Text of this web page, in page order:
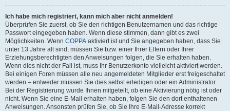
Ich habe mich registriert, kann mich aber nicht anmelden!
Überprüfen Sie zuerst, ob Sie den richtigen Benutzernamen und das richtige
Passwort eingegeben haben. Wenn diese stimmen, dann gibt es zwei
Möglichkeiten. Wenn COPPA aktiviert ist und Sie angegeben haben, dass Sie
unter 13 Jahre alt sind, müssen Sie bzw. einer Ihrer Eltern oder Ihrer
Erziehungsberechtigten den Anweisungen folgen, die Sie erhalten haben.
Wenn dies nicht der Fall ist, muss Ihr Benutzerkonto vielleicht aktiviert werden.
Bei einigen Foren müssen alle neu angemeldeten Mitglieder erst freigeschaltet
werden – entweder müssen Sie dies selbst erledigen oder ein Administrator.
Bei der Registrierung wurde Ihnen mitgeteilt, ob eine Aktivierung nötig ist oder
nicht. Wenn Sie eine E-Mail erhalten haben, folgen Sie den dort enthaltenen
Anweisungen. Ansonsten prüfen Sie, ob Sie Ihre E-Mail-Adresse korrekt